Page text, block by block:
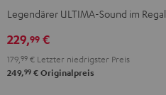
Schwarz
Weiß
Legendärer ULTIMA-Sound im Regal
229,99 €
179, 99 € Letzter niedrigster Preis
249,99 € Originalpreis